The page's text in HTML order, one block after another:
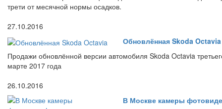
трети от месячной нормы осадков.
27.10.2016
Обновлённая Skoda Octavia
Продажи обновлённой версии автомобиля Skoda Octavia
марте 2017 года
26.10.2016
В Москве камеры